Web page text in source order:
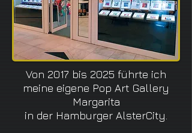
Von 2017 bis 2025 führte ich
meine eigene Pop Art Gallery
Margarita
in der Hamburger AlsterCity.